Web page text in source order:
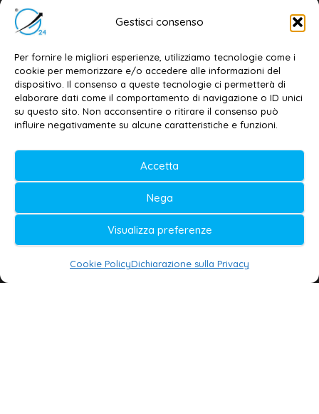
Gestisci consenso
Per fornire le migliori esperienze, utilizziamo tecnologie come i
cookie per memorizzare e/o accedere alle informazioni del
dispositivo. Il consenso a queste tecnologie ci permetterà di
elaborare dati come il comportamento di navigazione o ID unici
su questo sito. Non acconsentire o ritirare il consenso può
influire negativamente su alcune caratteristiche e funzioni.
Accetta
Nega
Visualizza preferenze
Cookie PolicyDichiarazione sulla Privacy
Editore e direttore responsabile:
Dott. Daniele G. Masciullo
Email: redazione@galatina24.it
Contatti –Disclaimer
Privacy policy –Cookie policy
Testata iscritta al n. 11/2020 Registro della
Stampa Tribunale di Lecce
Editore e direttore responsabile:
Daniele G. Masciullo